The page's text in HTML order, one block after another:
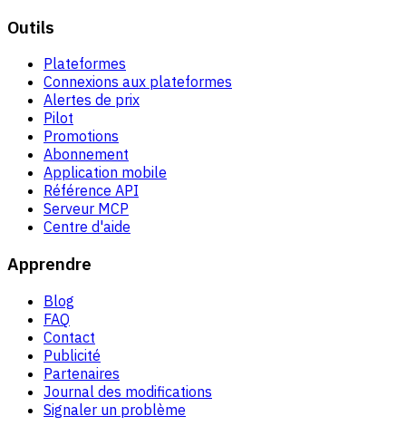
Outils
Plateformes
Connexions aux plateformes
Alertes de prix
Pilot
Promotions
Abonnement
Application mobile
Référence API
Serveur MCP
Centre d'aide
Apprendre
Blog
FAQ
Contact
Publicité
Partenaires
Journal des modifications
Signaler un problème